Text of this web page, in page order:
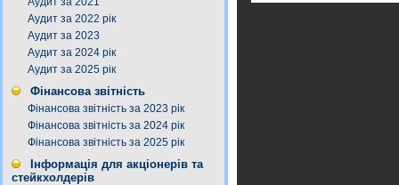
Аудит за 2022 рік
Аудит за 2023
Аудит за 2024 рік
Аудит за 2025 рік
Фінансова звітність
Фінансова звітність за 2023 рік
Фінансова звітність за 2024 рік
Фінансова звітність за 2025 рік
Інформація для акціонерів та
стейкхолдерів